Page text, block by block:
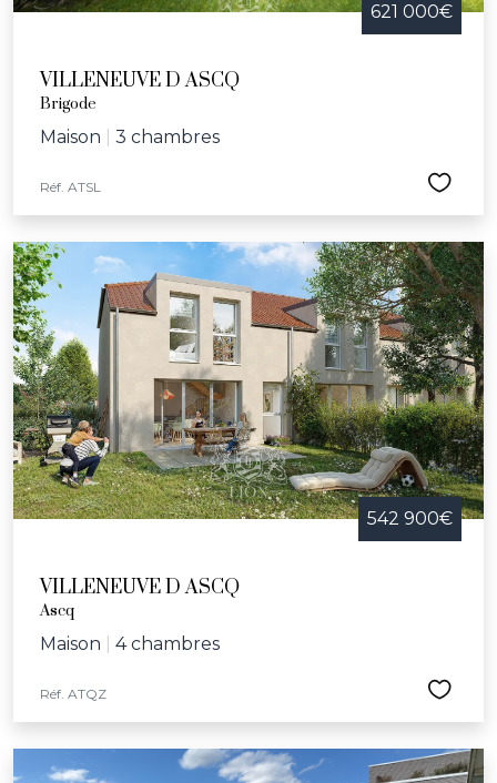
621 000€
VILLENEUVE D ASCQ
Brigode
Maison 3 chambres
Réf. ATSL
542 900€
VILLENEUVE D ASCQ
Ascq
Maison 4 chambres
Réf. ATQZ